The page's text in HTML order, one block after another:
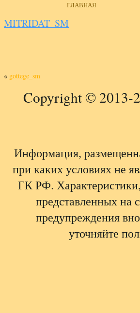
ГЛАВНАЯ
MITRIDAT_SM
« gottege_sm
Copyright © 2013-
Информация,
при каких условиях не
ГК РФ.
представленных на
предупреждения
уточняйте